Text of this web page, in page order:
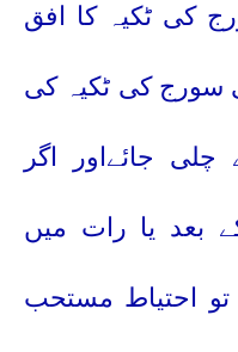
کی ٹکیہ کا افق
سورج کی ٹکیہ کی
جائےاور اگر
بعد یا رات میں
تو احتیاط مستحب